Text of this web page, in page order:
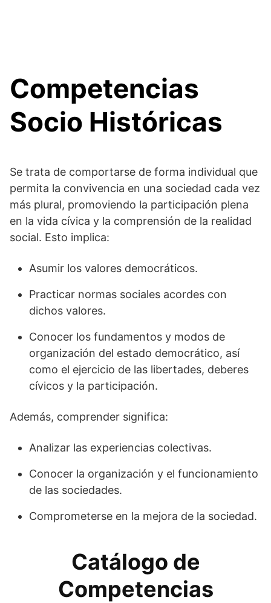
Competencias
Socio Históricas
Se trata de comportarse de forma individual que
permita la convivencia en una sociedad cada vez
más plural, promoviendo la participación plena
en la vida cívica y la comprensión de la realidad
social. Esto implica:
Asumir los valores democráticos.
Practicar normas sociales acordes con
dichos valores.
Conocer los fundamentos y modos de
organización del estado democrático, así
como el ejercicio de las libertades, deberes
cívicos y la participación.
Además, comprender significa:
Analizar las experiencias colectivas.
Conocer la organización y el funcionamiento
de las sociedades.
Comprometerse en la mejora de la sociedad.
Catálogo de
Competencias